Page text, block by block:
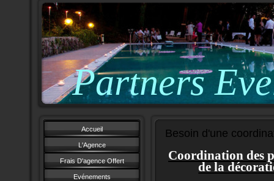
Partners
Accueil
L'Agence
Frais D'agence Offert
Evénements
Besoin d'une
Coordination des
de la